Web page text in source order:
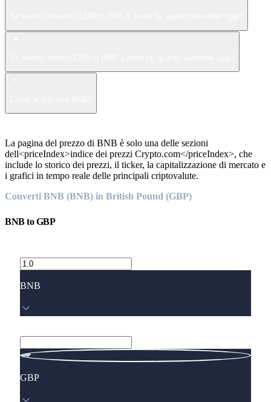
La pagina del prezzo di BNB è solo una delle sezioni
dell<priceIndex>indice dei prezzi Crypto.com</priceIndex>, che
include lo storico dei prezzi, il ticker, la capitalizzazione di mercato e
i grafici in tempo reale delle principali criptovalute.
Converti BNB (BNB) in British Pound (GBP)
BNBtoGBP
BNB
GBP